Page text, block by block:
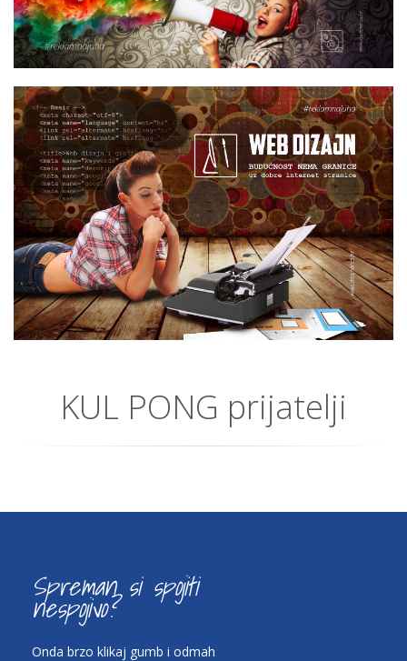
KUL PONG prijatelji
Spreman si spojiti
nespojivo?
Onda brzo klikaj gumb i odmah